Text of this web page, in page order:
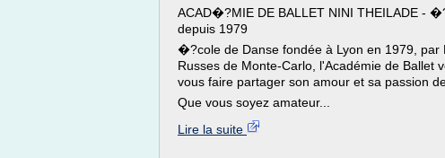
ACAD�?MIE DE BALLET NINI THEILADE -
depuis 1979
�?cole de Danse fondée à Lyon en 1979, par
Russes de Monte-Carlo, l'Académie de Ballet
vous faire partager son amour et sa passion
Que vous soyez amateur...
Lire la suite